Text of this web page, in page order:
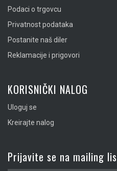
Podaci o trgovcu
Privatnost podataka
Postanite naš diler
Reklamacije i prigovori
KORISNIČKI NALOG
Uloguj se
Kreirajte nalog
Prijavite se na mailing